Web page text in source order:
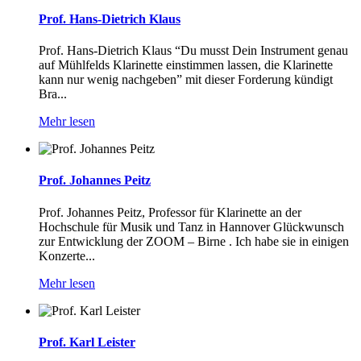
Prof. Hans-Dietrich Klaus
Prof. Hans-Dietrich Klaus “Du musst Dein Instrument genau
auf Mühlfelds Klarinette einstimmen lassen, die Klarinette
kann nur wenig nachgeben” mit dieser Forderung kündigt
Bra...
Mehr lesen
Prof. Johannes Peitz
Prof. Johannes Peitz, Professor für Klarinette an der
Hochschule für Musik und Tanz in Hannover Glückwunsch
zur Entwicklung der ZOOM – Birne . Ich habe sie in einigen
Konzerte...
Mehr lesen
Prof. Karl Leister